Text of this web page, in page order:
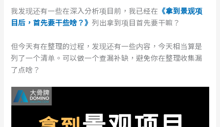
我发现还有一些在深入分析项目前，我已经在 《拿到景观项
目后，首先要干些啥？》列出拿到项目首先要干嘛？
但今天有在整理的过程，发现还有一些内容，今天相当算是
列了一个清单。可以做一个查漏补缺，避免你在整理收集漏
了点啥？